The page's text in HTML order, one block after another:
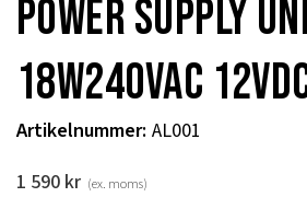
POWER SUPPLY
18W240Vac
Artikelnummer: AL001
1 590 kr (ex. moms)